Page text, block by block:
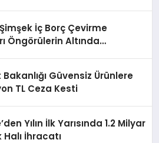
İç Borç Çevirme
Öngörülerin Altında
Güvensiz Ürünlere
TL Ceza Kesti
Yılın İlk Yarısında 1.2 Milyar
Halı İhracatı